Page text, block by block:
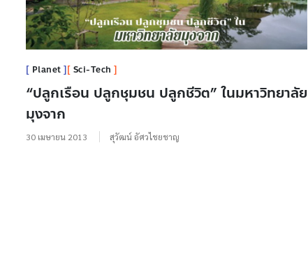
Planet Sci-Tech
“ปลูกเรือน ปลูกชุมชน ปลูกชีวิต” ในมหาวิทยาลัย
มุงจาก
30 เมษายน 2013 สุวัฒน์ อัศวไชยชาญ